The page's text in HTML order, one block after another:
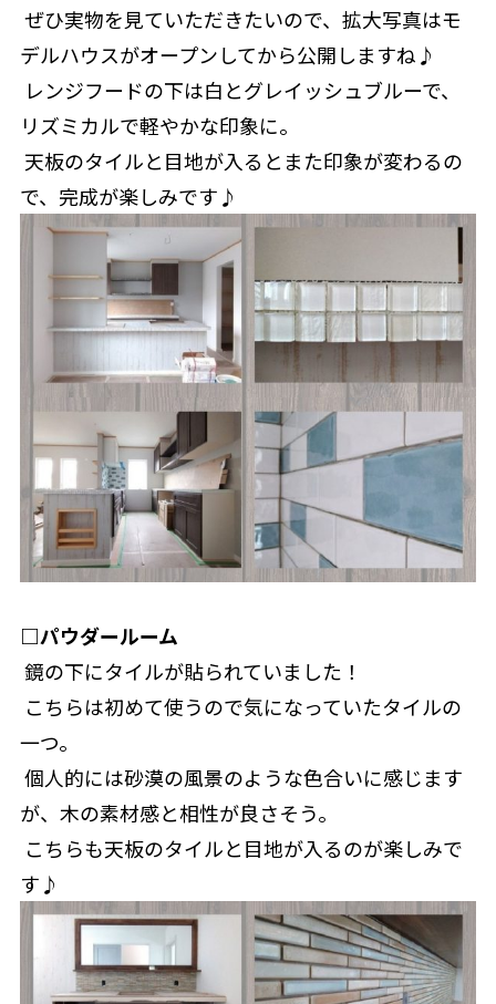
ぜひ実物を見ていただきたいので、拡大写真はモ
デルハウスがオープンしてから公開しますね♪
レンジフードの下は白とグレイッシュブルーで、
リズミカルで軽やかな印象に。
天板のタイルと目地が入るとまた印象が変わるの
で、完成が楽しみです♪
□パウダールーム
鏡の下にタイルが貼られていました！
こちらは初めて使うので気になっていたタイルの
一つ。
個人的には砂漠の風景のような色合いに感じます
が、木の素材感と相性が良さそう。
こちらも天板のタイルと目地が入るのが楽しみで
す♪